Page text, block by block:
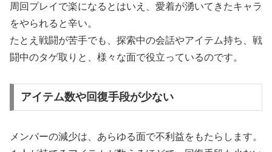
周回プレイで楽になるとはいえ、愛着が湧いてきたキャラ
をやられると辛い。
たとえ戦闘が苦手でも、探索中の会話やアイテム持ち、戦
闘中のタゲ取りと、様々な面で役立っているのです。
アイテム数や回復手段が少ない
メンバーの減少は、あらゆる面で不利益をもたらします。